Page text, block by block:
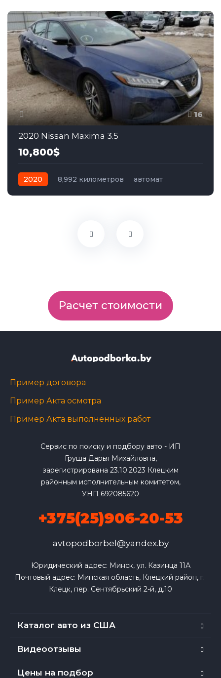
16
2020 Nissan Maxima 3.5
10,800$
2020 8,992 километров
автомат
Расчет стоимости
Пример договора
Пример Акта осмотра
Пример Акта выполненных работ
Сервис по поиску и подбору авто - ИП
Груша Дарья Михайловна,
зарегистрирована 23.10.2023 Клецким
районным исполнительным комитетом,
УНП 692085620
+375(25)906-20-53
avtopodborbel@yandex.by
Юридический адрес: Минск, ул. Казинца 11А
Почтовый адрес: Минская область, Клецкий район, г.
Клецк, пер. Сентябрьский 2-й, д.10
Каталог авто из США
Видеоотзывы
Цены на подбор